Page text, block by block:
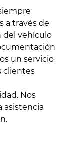
a través de
del vehículo
un servicio
clientes
Nos
asistencia